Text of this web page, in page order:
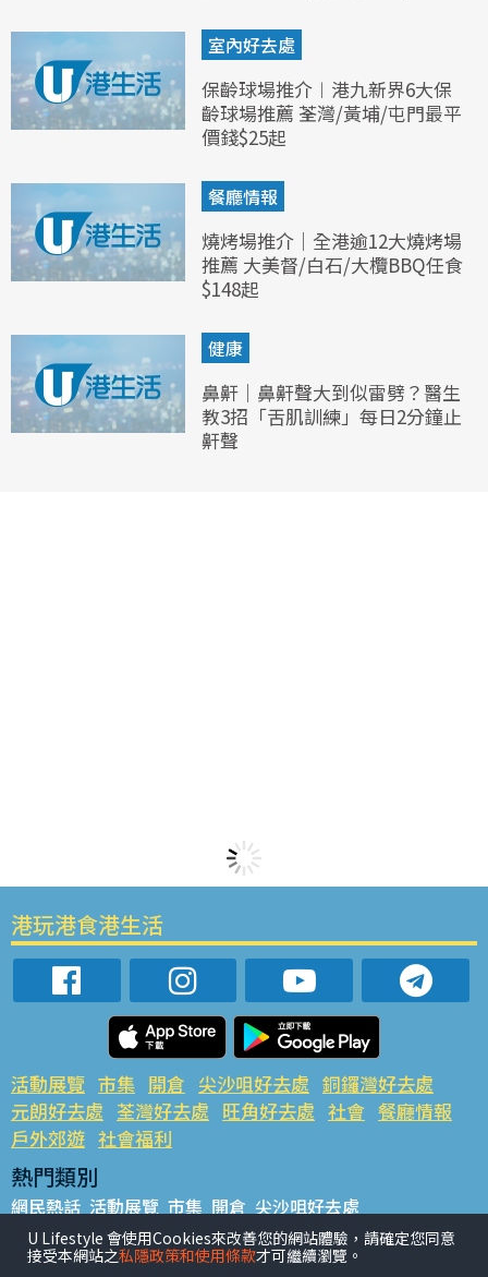
室內好去處
保齡球場推介︱港九新界6大保
齡球場推薦 荃灣/黃埔/屯門最平
價錢$25起
餐廳情報
燒烤場推介｜全港逾12大燒烤場
推薦 大美督/白石/大欖BBQ任食
$148起
健康
鼻鼾｜鼻鼾聲大到似雷劈？醫生
教3招「舌肌訓練」每日2分鐘止
鼾聲
港玩港食港生活
活動展覽 市集 開倉 尖沙咀好去處 銅鑼灣好去處
元朗好去處 荃灣好去處 旺角好去處 社會 餐廳情報
戶外郊遊 社會福利
熱門類別
網民熱話 活動展覽 市集 開倉 尖沙咀好去處
銅鑼灣好去處 元朗好去處 荃灣好去處 旺角好去處 社會
餐廳情報 戶外郊遊
U Lifestyle 會使用Cookies來改善您的網站體驗，請確定您同意
接受本網站之私隱政策和使用條款才可繼續瀏覽。